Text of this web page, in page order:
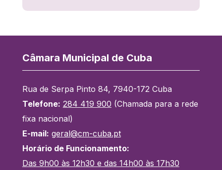
Câmara Municipal de Cuba
Rua de Serpa Pinto 84, 7940-172 Cuba
Telefone: 284 419 900 (Chamada para a rede
fixa nacional)
E-mail: geral@cm-cuba.pt
Horário de Funcionamento:
Das 9h00 às 12h30 e das 14h00 às 17h30